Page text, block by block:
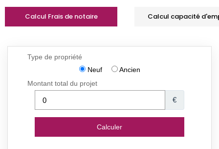
Calcul Frais de notaire Calcul capacité